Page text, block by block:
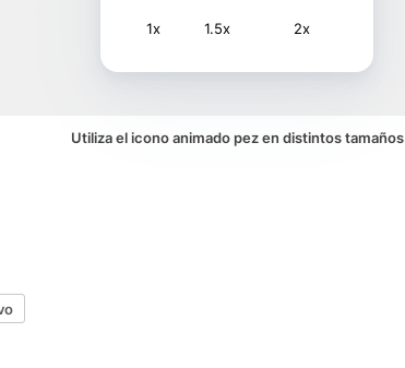
1x 1.5x 2x
Utiliza el icono animado pez en distintos tamaños